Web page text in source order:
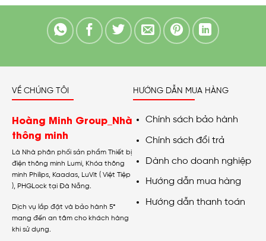
VỀ CHÚNG TÔI
Hoàng Minh Group_Nhà
thông minh
Là Nhà phân phối sản phẩm Thiết bị
điện thông minh Lumi, Khóa thông
minh Philips, Kaadas, LuVit ( Việt Tiệp
), PHGLock tại Đà Nẵng.
Dịch vụ lắp đặt và bảo hành 5*
mang đến an tâm cho khách hàng
khi sử dụng.
HƯỚNG DẪN MUA HÀNG
Chính sách bảo hành
Chính sách đổi trả
Dành cho doanh nghiệp
Hướng dẫn mua hàng
Hướng dẫn thanh toán